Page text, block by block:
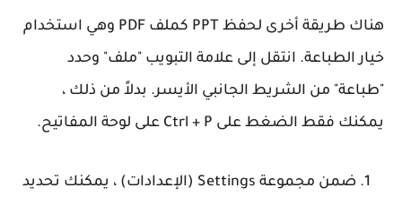
هناك طريقة أخرى لحفظ PPT كملف PDF وهي استخدام
خيار الطباعة. انتقل إلى علامة التبويب "ملف" وحدد
"طباعة" من الشريط الجانبي الأيسر. بدلاً من ذلك ،
يمكنك فقط الضغط على Ctrl + P على لوحة المفاتيح.
ضمن مجموعة Settings (الإعدادات) ، يمكنك تحديد